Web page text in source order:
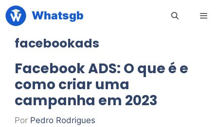
Pular
para
conteúdo
Whatsgb
facebookads
Facebook ADS: O que é e
como criar uma
campanha em 2023
Por Pedro Rodrigues